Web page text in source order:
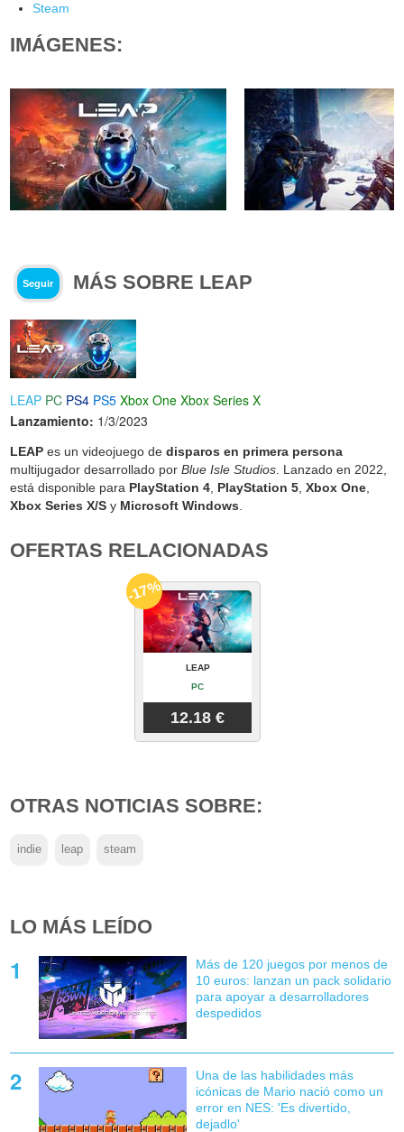
Steam
IMÁGENES:
Seguir MÁS SOBRE LEAP
LEAP PC PS4 PS5 Xbox One Xbox Series X
Lanzamiento: 1/3/2023
LEAP es un videojuego dedisparos en primera persona
multijugador desarrollado porBlue Isle Studios. Lanzado en 2022,
está disponible para PlayStation 4, PlayStation 5,Xbox One,
Xbox Series X/S y Microsoft Windows.
OFERTAS RELACIONADAS
LEAP
PC
12.18 €
-17%
OTRAS NOTICIAS SOBRE:
indie leap steam
LO MÁS LEÍDO
Más de 120 juegos por menos de
10 euros: lanzan un pack solidario
para apoyar a desarrolladores
despedidos
Una de las habilidades más
icónicas de Mario nació como un
error en NES: 'Es divertido,
dejadlo'